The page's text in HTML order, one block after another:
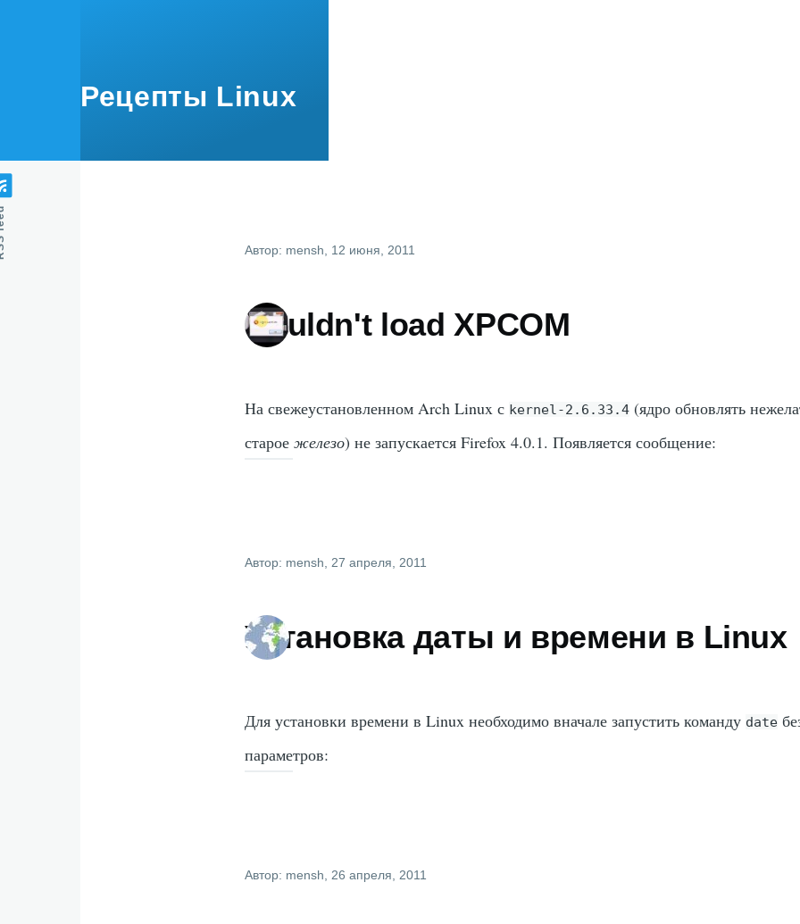
Рецепты Linux
Автор: mensh , 12 июня, 2011
Couldn't load XPCOM
На свежеустановленном Arch Linux с kernel-2.6.33.4 (ядро обновлять
староежелезо) не запускается Firefox 4.0.1. Появляется сообщение:
Автор: mensh , 27 апреля, 2011
Установка даты и времени в Linux
Для установки времени в Linux необходимо вначале запустить команду date
параметров:
Автор: mensh , 26 апреля, 2011